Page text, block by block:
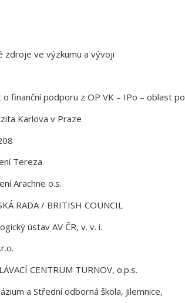
zdroje ve výzkumu a vývoji
podporu z OP VK – IPo – oblast
v Praze
Tereza
o.s.
/ BRITISH COUNCIL
ústav AV ČR, v. v. i.
CENTRUM TURNOV, o.p.s.
a Střední odborná škola, Jilemnice,